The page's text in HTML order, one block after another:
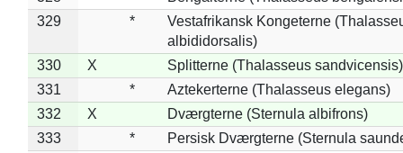
329
*
Vestafrikansk Kongeterne
albididorsalis)
330
X
Splitterne (Thalasseus sandvicensis)
331
*
Aztekerterne (Thalasseus elegans)
332
X
Dværgterne (Sternula albifrons)
333
*
Persisk Dværgterne (Sternula